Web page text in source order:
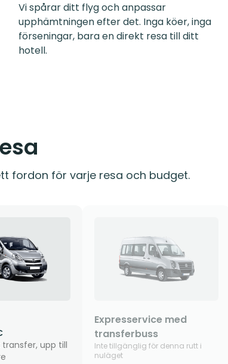
Vi spårar ditt flyg och anpassar
upphämtningen efter det. Inga köer, inga
förseningar, bara en direkt resa till ditt
hotell.
fordon för varje resa och budget.
upp till
Expresservice med
transferbuss
Inte tillgänglig för denna rutt i
nuläget